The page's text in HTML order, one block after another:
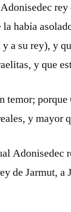
había
a su rey), y
y que
temor;
y mayor
Adonisedec
de Jarmut,